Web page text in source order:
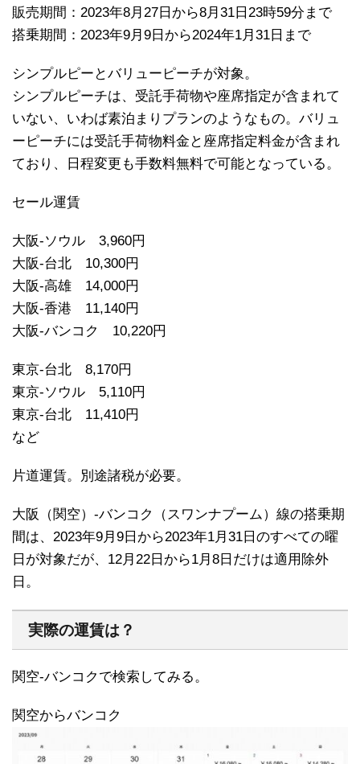
販売期間：2023年8月27日から8月31日23時59分まで
搭乗期間：2023年9月9日から2024年1月31日まで
シンプルピーとバリューピーチが対象。
シンプルピーチは、受託手荷物や座席指定が含まれて
いない、いわば素泊まりプランのようなもの。バリュ
ーピーチには受託手荷物料金と座席指定料金が含まれ
ており、日程変更も手数料無料で可能となっている。
セール運賃
大阪-ソウル 3,960円
大阪-台北 10,300円
大阪-高雄 14,000円
大阪-香港 11,140円
大阪-バンコク 10,220円
東京-台北 8,170円
東京-ソウル 5,110円
東京-台北 11,410円
など
片道運賃。別途諸税が必要。
大阪（関空）-バンコク（スワンナプーム）線の搭乗期
間は、2023年9月9日から2023年1月31日のすべての曜
日が対象だが、12月22日から1月8日だけは適用除外
日。
実際の運賃は？
関空-バンコクで検索してみる。
関空からバンコク